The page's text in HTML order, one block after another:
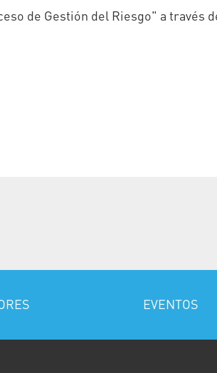
de Gestión del Riesgo" a través
EVENTOS